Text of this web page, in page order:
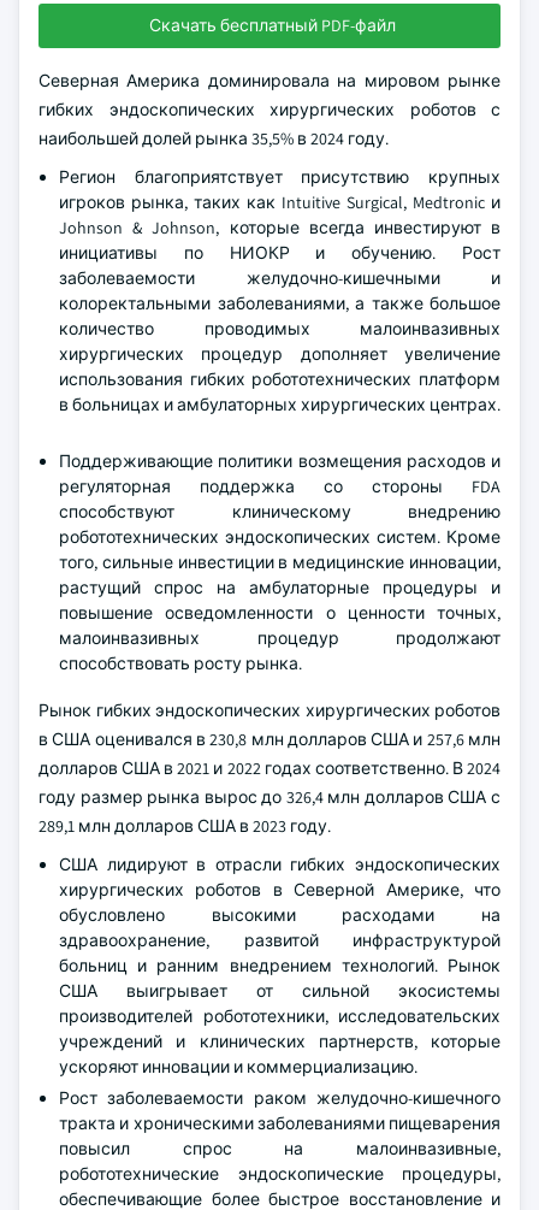
Скачать бесплатный PDF-файл
Северная Америка доминировала на мировом рынке
гибких эндоскопических хирургических роботов с
наибольшей долей рынка 35,5% в 2024 году.
Регион благоприятствует присутствию крупных
игроков рынка, таких как Intuitive Surgical, Medtronic и
Johnson & Johnson, которые всегда инвестируют в
инициативы по НИОКР и обучению. Рост
заболеваемости желудочно-кишечными и
колоректальными заболеваниями, а также большое
количество проводимых малоинвазивных
хирургических процедур дополняет увеличение
использования гибких робототехнических платформ
в больницах и амбулаторных хирургических центрах.
Поддерживающие политики возмещения расходов и
регуляторная поддержка со стороны FDA
способствуют клиническому внедрению
робототехнических эндоскопических систем. Кроме
того, сильные инвестиции в медицинские инновации,
растущий спрос на амбулаторные процедуры и
повышение осведомленности о ценности точных,
малоинвазивных процедур продолжают
способствовать росту рынка.
Рынок гибких эндоскопических хирургических роботов
в США оценивался в 230,8 млн долларов США и 257,6 млн
долларов США в 2021 и 2022 годах соответственно. В 2024
году размер рынка вырос до 326,4 млн долларов США с
289,1 млн долларов США в 2023 году.
США лидируют в отрасли гибких эндоскопических
хирургических роботов в Северной Америке, что
обусловлено высокими расходами на
здравоохранение, развитой инфраструктурой
больниц и ранним внедрением технологий. Рынок
США выигрывает от сильной экосистемы
производителей робототехники, исследовательских
учреждений и клинических партнерств, которые
ускоряют инновации и коммерциализацию.
Рост заболеваемости раком желудочно-кишечного
тракта и хроническими заболеваниями пищеварения
повысил спрос на малоинвазивные,
робототехнические эндоскопические процедуры,
обеспечивающие более быстрое восстановление и